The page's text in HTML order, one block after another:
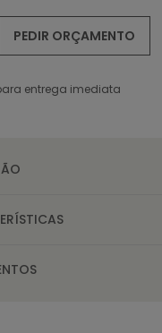
PEDIR ORÇAMENTO
entrega imediata